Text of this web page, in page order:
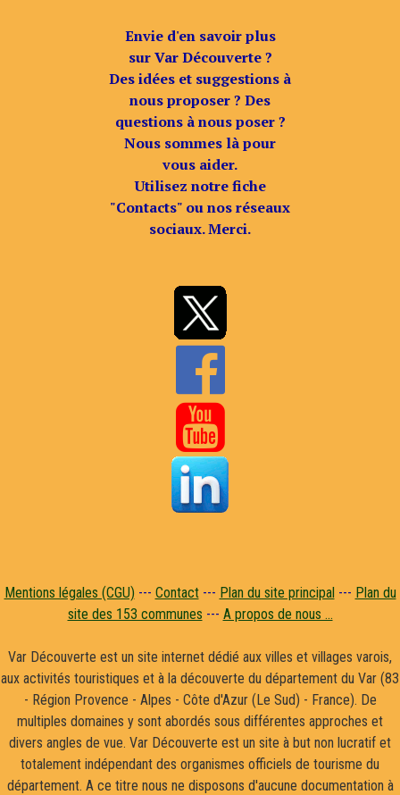
Envie d'en savoir plus
sur Var Découverte ?
Des idées et suggestions à
nous proposer ? Des
questions à nous poser ?
Nous sommes là pour
vous aider.
Utilisez notre fiche
"Contacts" ou nos réseaux
sociaux. Merci.


Mentions légales (CGU) --- Contact--- Plan du site principal--- Plan du
site des 153 communes --- A propos de nous ...
Var Découverte est un site internet dédié aux villes et villages varois,
aux activités touristiques et à la découverte du département du Var (83
- Région Provence - Alpes - Côte d'Azur (Le Sud) - France). De
multiples domaines y sont abordés sous différentes approches et
divers angles de vue. Var Découverte est un site à but non lucratif et
totalement indépendant des organismes officiels de tourisme du
département. A ce titre nous ne disposons d'aucune documentation à